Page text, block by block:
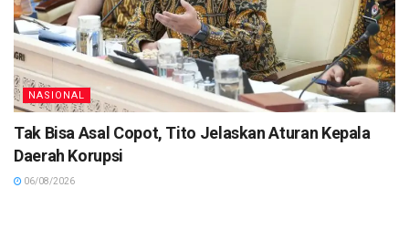
NASIONAL
Tak Bisa Asal Copot, Tito Jelaskan Aturan Kepala
Daerah Korupsi
06/08/2026